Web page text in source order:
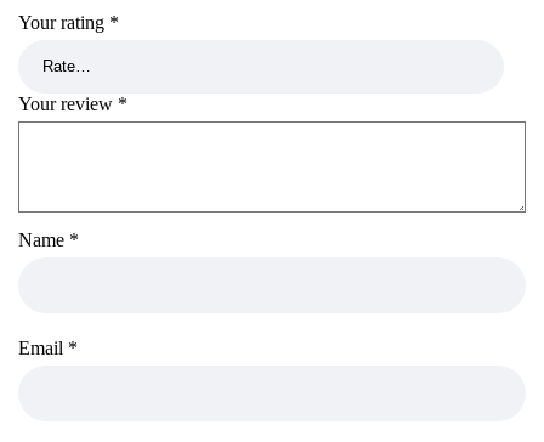
Your rating *
Your review *
Name *
Email *